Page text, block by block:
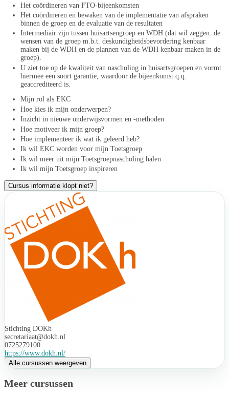
Het coördineren van FTO-bijeenkomsten
Het coördineren en bewaken van de implementatie van afspraken
binnen de groep en de evaluatie van de resultaten
Intermediair zijn tussen huisartsengroep en WDH (dat wil zeggen: de
wensen van de groep m.b.t. deskundigheidsbevordering kenbaar
maken bij de WDH en de plannen van de WDH kenbaar maken in de
groep).
U ziet toe op de kwaliteit van nascholing in huisartsgroepen en vormt
hiermee een soort garantie, waardoor de bijeenkomst q.q.
geaccrediteerd is.
Mijn rol als EKC
Hoe kies ik mijn onderwerpen?
Inzicht in nieuwe onderwijsvormen en -methoden
Hoe motiveer ik mijn groep?
Hoe implementeer ik wat ik geleerd heb?
Ik wil EKC worden voor mijn Toetsgroep
Ik wil meer uit mijn Toetsgroepnascholing halen
Ik wil mijn Toetsgroep inspireren
Cursus informatie klopt niet?
Stichting DOKh
secretariaat@dokh.nl
0725279100
https://www.dokh.nl/
Alle cursussen weergeven
Meer cursussen